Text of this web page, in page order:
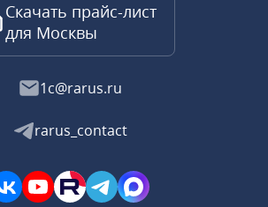
Скачать прайс-лист
для Москвы
1c@rarus.ru
rarus_contact